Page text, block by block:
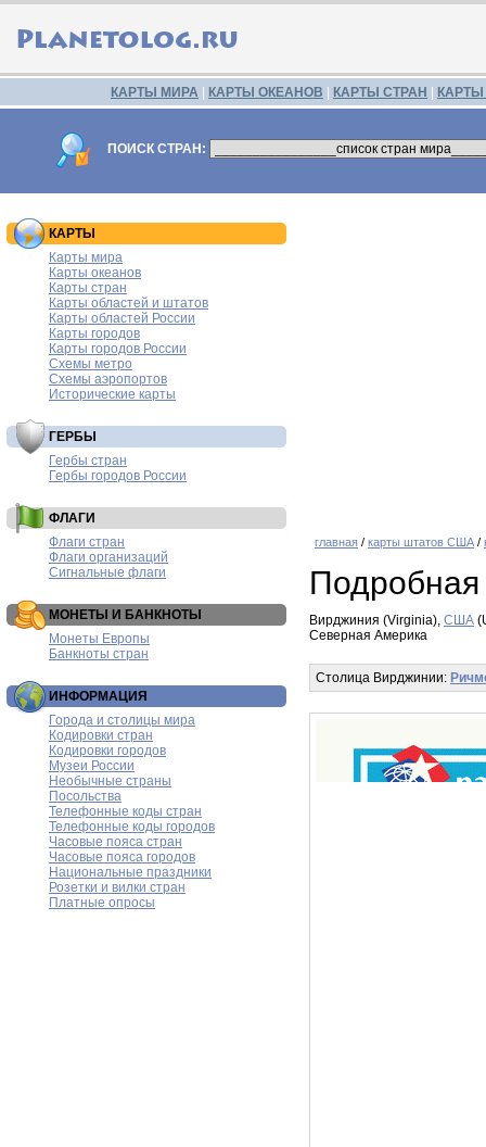
КАРТЫ МИРА КАРТЫ ОКЕАНОВ КАРТЫ СТРАН
ПОИСК СТРАН:
КАРТЫ
Карты мира
Карты океанов
Карты стран
Карты областей и штатов
Карты областей России
Карты городов
Карты городов России
Схемы метро
Схемы аэропортов
Исторические карты
ГЕРБЫ
Гербы стран
Гербы городов России
ФЛАГИ
Флаги стран
Флаги организаций
Сигнальные флаги
МОНЕТЫ И БАНКНОТЫ
Монеты Европы
Банкноты стран
ИНФОРМАЦИЯ
Города и столицы мира
Кодировки стран
Кодировки городов
Музеи России
Необычные страны
Посольства
Телефонные коды стран
Телефонные коды городов
Часовые пояса стран
Часовые пояса городов
Национальные праздники
Розетки и вилки стран
Платные опросы
главная / карты штатов США /
Подробная
Вирджиния (Virginia), США
Северная Америка
Столица Вирджинии: